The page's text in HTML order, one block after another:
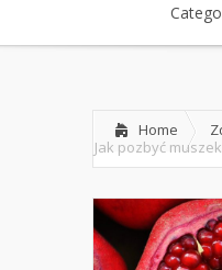
Home
Jak pozbyć